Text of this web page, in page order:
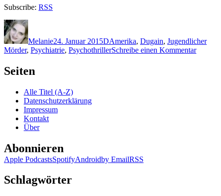
Subscribe: RSS
Autor
Melanie24. Januar 2015DAmerika, Dugain, Jugendlicher
Mörder, Psychiatrie, PsychothrillerSchreibe einen Kommentarzu
Seiten
Alle Titel (A-Z)
Datenschutzerklärung
Impressum
Kontakt
Über
Abonnieren
Apple PodcastsSpotifyAndroidby EmailRSS
Schlagwörter